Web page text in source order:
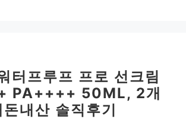
터프루프 프로 선크림
PA++++ 50ML, 2개
돈내산 솔직후기